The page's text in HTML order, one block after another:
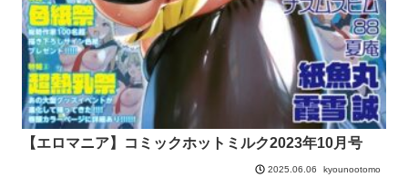
【エロマニア】コミックホットミルク2023年10月号
2025.06.06 kyounootomo